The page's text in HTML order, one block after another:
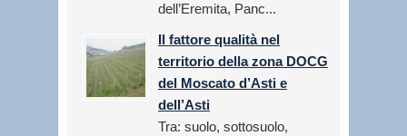
dell’Eremita, Panc...
Il fattore qualità nel
territorio della zona DOCG
del Moscato d’Asti e
dell’Asti
Tra: suolo, sottosuolo,